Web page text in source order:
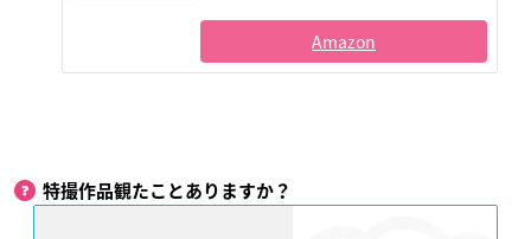
Amazon
特撮作品観たことありますか？